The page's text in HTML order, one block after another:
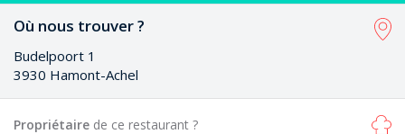
Où nous trouver ?
Budelpoort 1
3930 Hamont-Achel
Propriétaire de ce restaurant ?